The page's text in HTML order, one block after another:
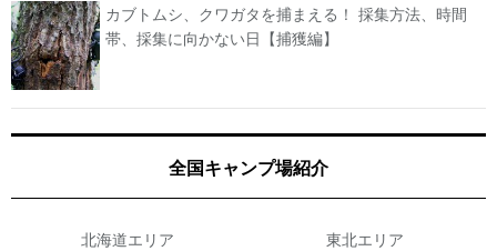
カブトムシ、クワガタを捕まえる！ 採集方法、時間
帯、採集に向かない日【捕獲編】
全国キャンプ場紹介
北海道エリア 東北エリア